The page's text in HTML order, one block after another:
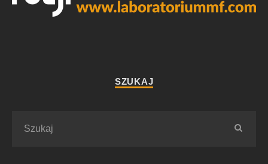
SZUKAJ